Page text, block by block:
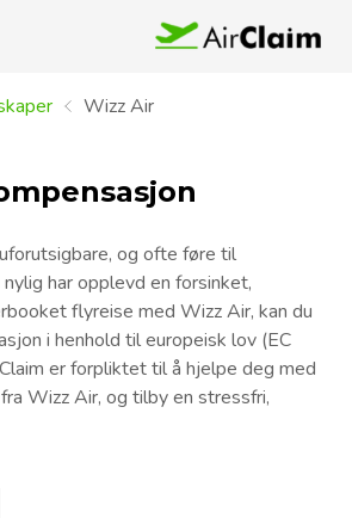
Wizz Air
og ofte føre til
har opplevd en forsinket,
flyreise med Wizz Air, kan du
i henhold til europeisk lov (EC
er forpliktet til å hjelpe deg med
Wizz Air, og tilby en stressfri,